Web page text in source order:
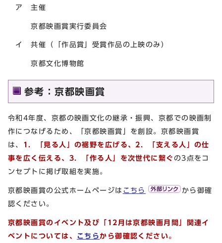
ア 主催
京都映画賞実行委員会
イ 共催（「作品賞」受賞作品の上映のみ）
京都文化博物館
参考：京都映画賞
令和4年度、京都の映画文化の継承・振興、京都での映画制
作につなげるため、「京都映画賞」を創設。京都映画賞
は、 1．「見る人」の裾野を広げる、2．「支える人」の仕
事を広く伝える、3．「作る人」を次世代に繋ぐ の3点をコ
ンセプトに掲げ取組を実施。
京都映画賞の公式ホームページは こちら
から御確
認ください。
京都映画賞のイベント及び「12月は京都映画月間」関連イ
ベントについては、 こちら から御確認ください。